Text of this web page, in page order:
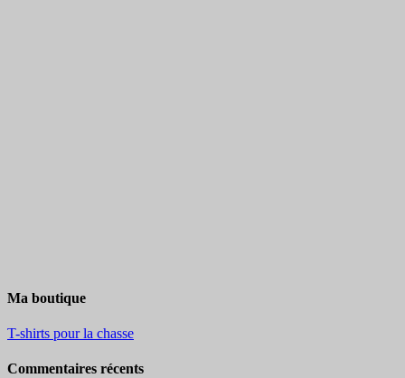
Ma boutique
T-shirts pour la chasse
Commentaires récents